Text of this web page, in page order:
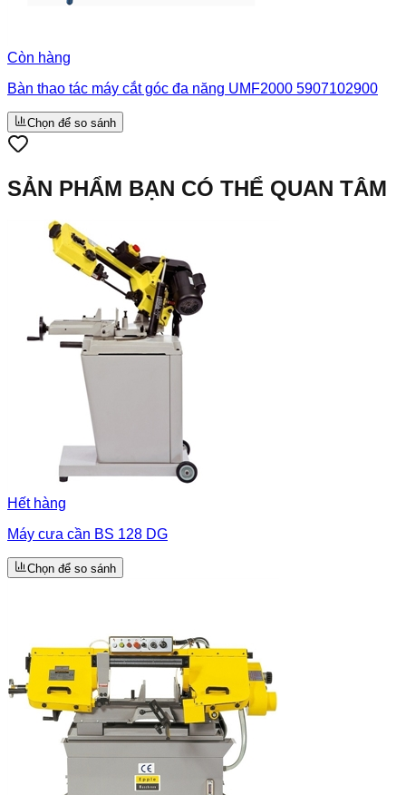
Còn hàng
Bàn thao tác máy cắt góc đa năng UMF2000 5907102900
Chọn để so sánh
SẢN PHẨM BẠN CÓ THỂ QUAN TÂM
Hết hàng
Máy cưa cần BS 128 DG
Chọn để so sánh